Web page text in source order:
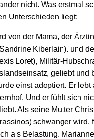
nicht. Was erstmal
Unterschieden liegt:
von der Mama, der Ärztin
Kiberlain), und
Loret), Militär-
geliebt und
einst adoptiert. Er lebt
Und er fühlt sich
Als seine Mutter
schwanger wird,
als Belastung.